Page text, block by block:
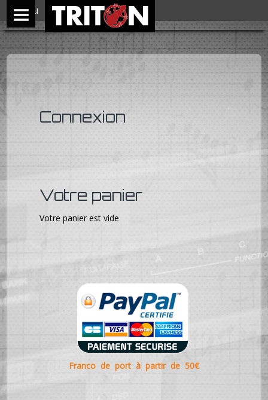
Connexion
Votre panier
Votre panier est vide
Franco de port à partir de 50€
Menu